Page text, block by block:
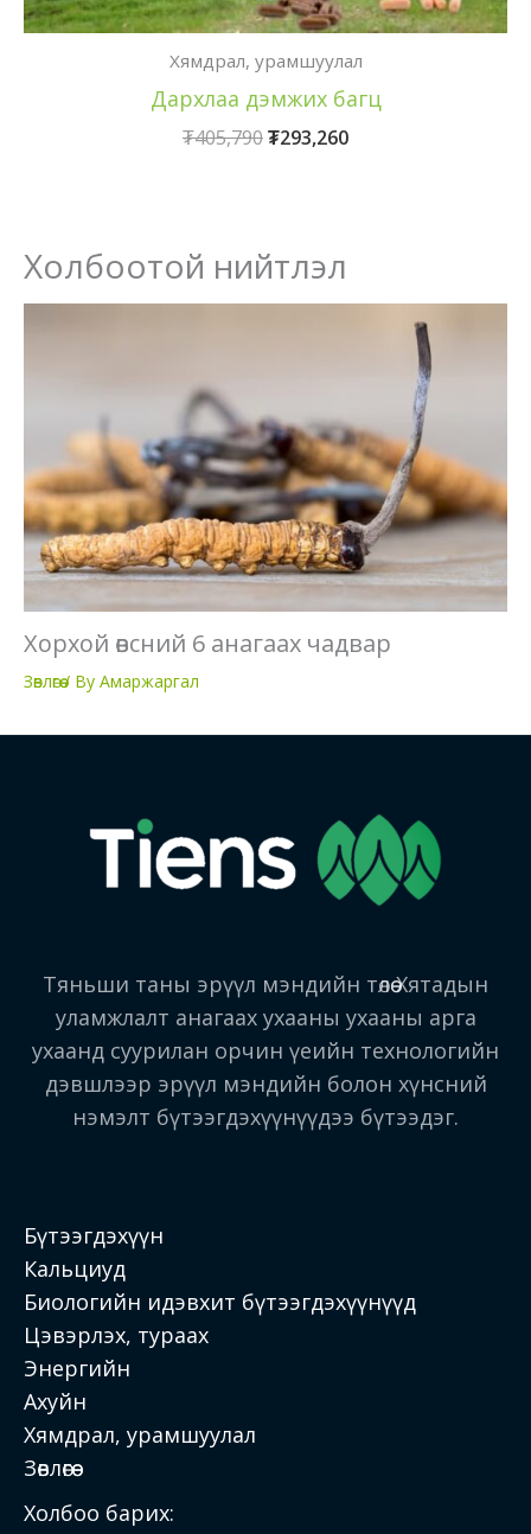
Хямдрал, урамшуулал
Дархлаа дэмжих багц
₮405,790Original
₮293,260Current
Холбоотой нийтлэл
Хорхой өвсний 6 анагаах чадвар
Зөвлөгөө / By Амаржаргал
Тяньши таны эрүүл мэндийн төлөө Хятадын
уламжлалт анагаах ухааны ухааны арга
ухаанд суурилан орчин үеийн технологийн
дэвшлээр эрүүл мэндийн болон хүнсний
нэмэлт бүтээгдэхүүнүүдээ бүтээдэг.
Бүтээгдэхүүн
Кальциуд
Биологийн идэвхит бүтээгдэхүүнүүд
Цэвэрлэх, тураах
Энергийн
Ахуйн
Хямдрал, урамшуулал
Зөвлөгөө
Холбоо барих: